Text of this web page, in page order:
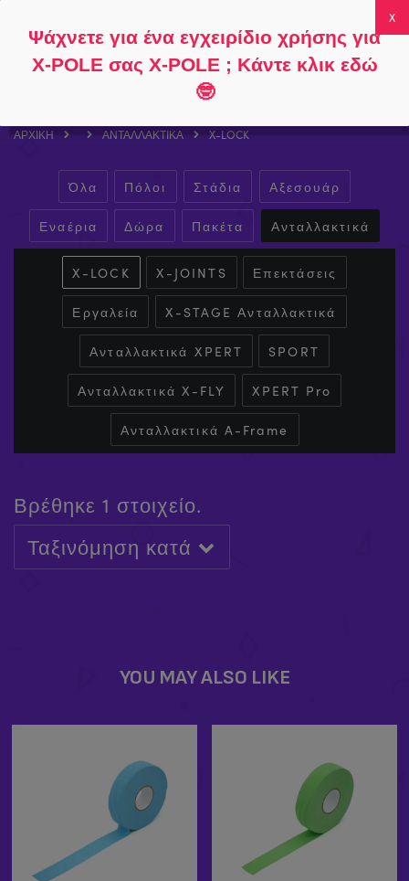
το
το
ερωτήσεις
μου
ΑΡΧΙΚΉ ΑΝΤΑΛΛΑΚΤΙΚΆ X-LOCK
Όλα Πόλοι Στάδια Αξεσουάρ
Εναέρια Δώρα Πακέτα Ανταλλακτικά
X-LOCK X-JOINTS Επεκτάσεις
Εργαλεία X-STAGE Ανταλλακτικά
Ανταλλακτικά XPERT SPORT
Ανταλλακτικά X-FLY XPERT Pro
Ανταλλακτικά A-Frame
Βρέθηκε 1 στοιχείο.
Ταξινόμηση κατά
XPERT X-LOCK
£129.99-£159.99
Ψάχνετε για ένα εγχειρίδιο χρήσης για
X-POLE σας X-POLE ; Κάντε κλικ εδώ
🤓